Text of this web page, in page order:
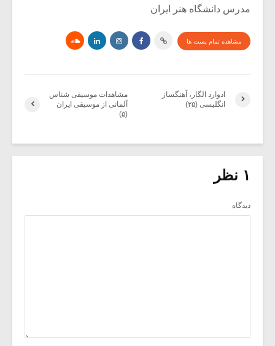
مدرس دانشگاه هنر ایران
مشاهده تمام پست ها
مشاهدات موسیقی شناس
آلمانی از موسیقی ایران
(۵)
ادوارد الگار، آهنگساز
انگلیسی (۲۵)
۱ نظر
دیدگاه